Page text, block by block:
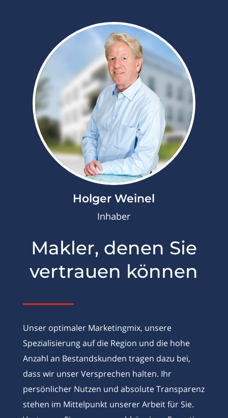
Holger Weinel
Inhaber
Makler, denen Sie
vertrauen können
Unser optimaler Marketingmix, unsere
Spezialisierung auf die Region und die hohe
Anzahl an Bestandskunden tragen dazu bei,
dass wir unser Versprechen halten. Ihr
persönlicher Nutzen und absolute Transparenz
stehen im Mittelpunkt unserer Arbeit für Sie.